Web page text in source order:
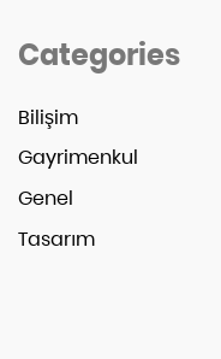
Categories
Bilişim
Gayrimenkul
Genel
Tasarım